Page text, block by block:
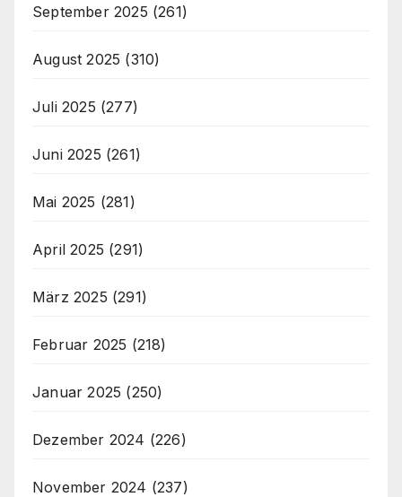
September 2025 (261)
August 2025 (310)
Juli 2025 (277)
Juni 2025 (261)
Mai 2025 (281)
April 2025 (291)
März 2025 (291)
Februar 2025 (218)
Januar 2025 (250)
Dezember 2024 (226)
November 2024 (237)